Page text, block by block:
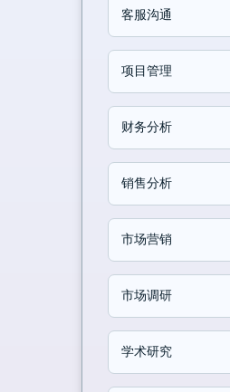
客服沟通
项目管理
财务分析
销售分析
市场营销
市场调研
学术研究